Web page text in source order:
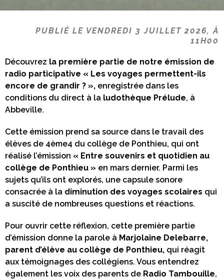
PUBLIÉ LE VENDREDI 3 JUILLET 2026, À
11H00
Découvrez la première partie de notre émission de
radio participative « Les voyages permettent-ils
encore de grandir ? », enregistrée dans les
conditions du direct à la ludothèque Prélude, à
Abbeville.
Cette émission prend sa source dans le travail des
élèves de 4ème4 du collège de Ponthieu, qui ont
réalisé l’émission « Entre souvenirs et quotidien au
collège de Ponthieu » en mars dernier. Parmi les
sujets qu’ils ont explorés, une capsule sonore
consacrée à la diminution des voyages scolaires qui
a suscité de nombreuses questions et réactions.
Pour ouvrir cette réflexion, cette première partie
d’émission donne la parole à Marjolaine Delebarre,
parent d’élève au collège de Ponthieu, qui réagit
aux témoignages des collégiens. Vous entendrez
également les voix des parents de Radio Tambouille,